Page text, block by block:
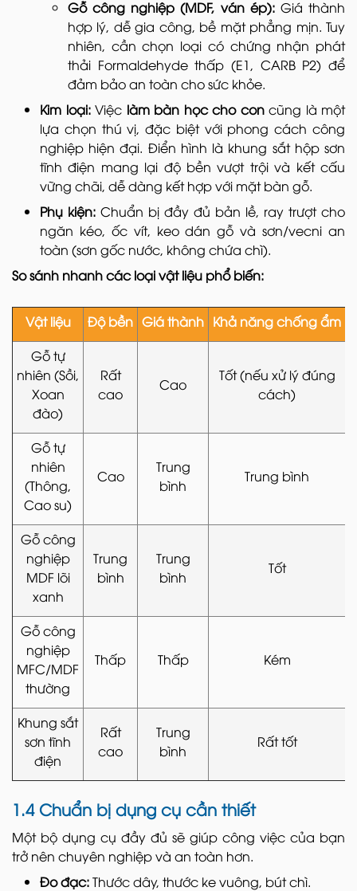
Gỗ công nghiệp (MDF, ván ép):Giá thành
hợp lý, dễ gia công, bề mặt phẳng mịn. Tuy
nhiên, cần chọn loại có chứng nhận phát
thải Formaldehyde thấp (E1, CARB P2) để
đảm bảo an toàn cho sức khỏe.
Kim loại: Việc làm bàn học cho concũng là một
lựa chọn thú vị, đặc biệt với phong cách công
nghiệp hiện đại. Điển hình là khung sắt hộp sơn
tĩnh điện mang lại độ bền vượt trội và kết cấu
vững chãi, dễ dàng kết hợp với mặt bàn gỗ.
Phụ kiện: Chuẩn bị đầy đủ bản lề, ray trượt cho
ngăn kéo, ốc vít, keo dán gỗ và sơn/vecni an
toàn (sơn gốc nước, không chứa chì).
So sánh nhanh các loại vật liệu phổ biến:
Vật liệu Độ bền Giá thành Khả năng chống ẩm
Gỗ tự
nhiên (Sồi,
Xoan
đào)
Rất
cao
Cao
Tốt (nếu xử lý đúng
cách)
Gỗ tự
nhiên
(Thông,
Cao su)
Cao
Trung
bình
Trung bình
Gỗ công
nghiệp
MDF lõi
xanh
Trung
bình
Trung
bình
Tốt
Gỗ công
nghiệp
MFC/MDF
thường
Thấp Thấp Kém
Khung sắt
sơn tĩnh
điện
Rất
cao
Trung
bình
Rất tốt
1.4 Chuẩn bị dụng cụ cần thiết
Một bộ dụng cụ đầy đủ sẽ giúp công việc của bạn
trở nên chuyên nghiệp và an toàn hơn.
Đo đạc:Thước dây, thước ke vuông, bút chì.